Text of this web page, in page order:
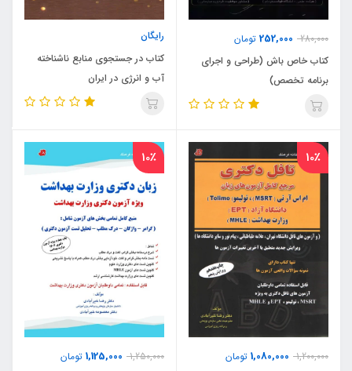
280,000
252,000 تومان
کتاب خاص باش (طراحی و اجرای
برنامه تخصص)
رایگان
کتاب در جستجوی منابع ناشناخته
آب و انرژی در ایران
10٪
1,200,000
1,080,000 تومان
10٪
1,250,000
1,125,000 تومان